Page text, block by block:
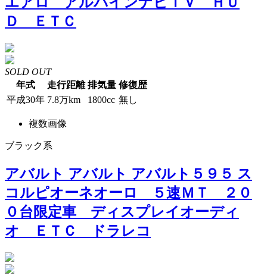
Ｄ ＥＴＣ
SOLD OUT
年式
走行距離 排気量 修復歴
平成30年 7.8万km 1800cc 無し
複数画像
ブラック系
アバルト アバルト アバルト５９５ ス
コルピオーネオーロ ５速ＭＴ ２０
０台限定車 ディスプレイオーディ
オ ＥＴＣ ドラレコ